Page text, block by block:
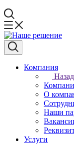
Компания
Назад
О
Наши
Услуги